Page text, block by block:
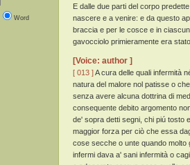
Word
E dalle due parti del corpo
nascere e a venire: e da questo
braccia e per le cosce e in
gavocciolo primieramente era
[Voice: author ]
[ 013 ]A cura delle quali infermità
natura del malore nol patisse o
senza avere alcuna dottrina di
consequente debito argomento
de' sopra detti segni, chi piú tosto
maggior forza per ciò che essa
cose secche o unte quando molto
infermi dava a' sani infermità o